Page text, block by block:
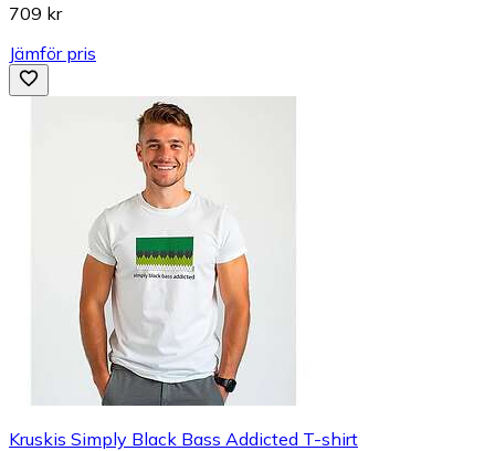
709 kr
Jämför pris
Kruskis Simply Black Bass Addicted T-shirt